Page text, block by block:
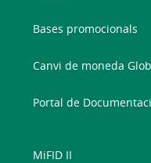
Bases promocionals
Canvi de moneda
Portal de
MiFID II